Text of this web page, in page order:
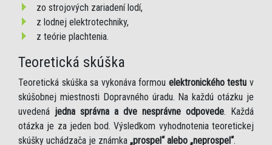
zo strojových zariadení lodí,
z lodnej elektrotechniky,
z teórie plachtenia.
Teoretická skúška
Teoretická skúška sa vykonáva formou elektronického testu v
skúšobnej miestnosti Dopravného úradu. Na každú otázku je
uvedená jedna správna a dve nesprávne odpovede. Každá
otázka je za jeden bod. Výsledkom vyhodnotenia teoretickej
skúšky uchádzača je známka „prospel“ alebo „neprospel“.